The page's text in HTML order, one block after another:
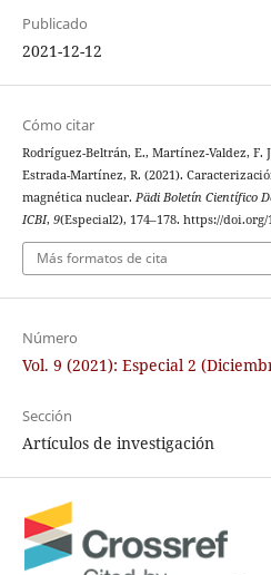
Publicado
2021-12-12
Cómo citar
Rodríguez-Beltrán, E., Martínez-Valdez, F.
Estrada-Martínez, R. (2021).
magnética nuclear. Pädi Boletín Científico
ICBI, 9(Especial2), 174–178. https://
Más formatos de cita
Número
Vol. 9 (2021): Especial 2
Sección
Artículos de investigación